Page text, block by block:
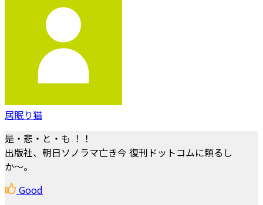
居眠り猫
是・悲・と・も ！！
出版社、朝日ソノラマ亡き今 復刊ドットコムに頼るし
か〜。
Good